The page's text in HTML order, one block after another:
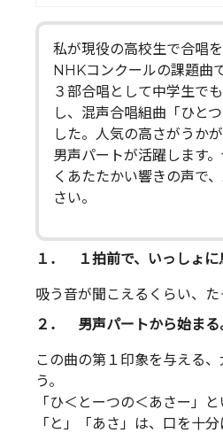
私が現役の高校生で合唱を
NHKコンクールの課題曲
３部合唱として中学生で
し、混声合唱組曲「ひと
した。人気の高さがうかが
男声パートが活躍します
くあたたかい響きの声で
さい。
１． １拍前で、いっしょに
吸う音が聞こえるくらい、た
２． 男声パートから始まる
この曲の第１印象を与える
う。
「ひ＜とーつの＜あさー」
「と」「あさ」は、口を十